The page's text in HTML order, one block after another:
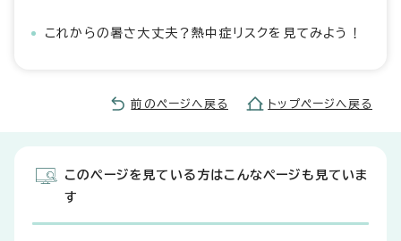
これからの暑さ大丈夫？熱中症リスクを見てみよう！
前のページへ戻る トップページへ戻る
このページを見ている方はこんなページも見ていま
す